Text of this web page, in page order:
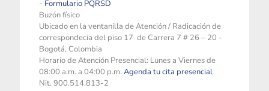
- Formulario PQRSD
Buzón físico
Ubicado en la ventanilla de Atención / Radicación de
correspondecia del piso 17 de Carrera 7 # 26 – 20 -
Bogotá, Colombia
Horario de Atención Presencial: Lunes a Viernes de
08:00 a.m. a 04:00 p.m. Agenda tu cita presencial
Nit. 900.514.813-2